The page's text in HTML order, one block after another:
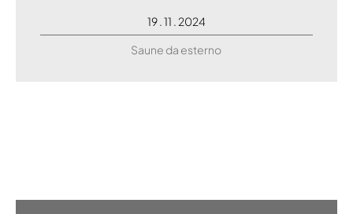
19 . 11 . 2024
Saune da esterno